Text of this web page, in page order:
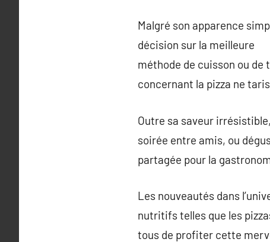
Malgré son apparence
décision sur la meilleure
méthode de cuisson ou
concernant la pizza ne
Outre sa saveur
soirée entre amis, ou
partagée pour la
Les nouveautés dans
nutritifs telles que les
tous de profiter cette